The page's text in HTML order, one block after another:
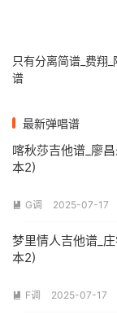
只有分离简谱_费翔
谱
最新弹唱谱
喀秋莎吉他谱_廖
本2)
 G调 2025-07-17
梦里情人吉他谱_
本2)
 F调 2025-07-17